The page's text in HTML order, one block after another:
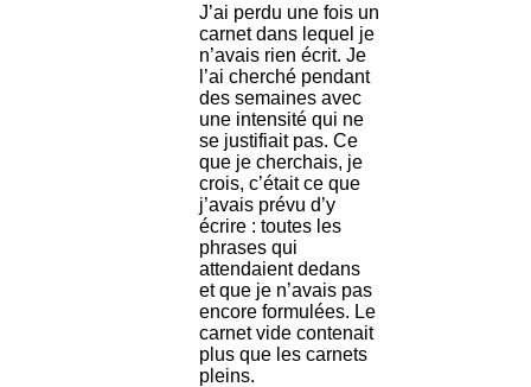
J’ai perdu une fois un
carnet dans lequel je
n’avais rien écrit. Je
l’ai cherché pendant
des semaines avec
une intensité qui ne
se justifiait pas. Ce
que je cherchais, je
crois, c’était ce que
j’avais prévu d’y
écrire : toutes les
phrases qui
attendaient dedans
et que je n’avais pas
encore formulées. Le
carnet vide contenait
plus que les carnets
pleins.